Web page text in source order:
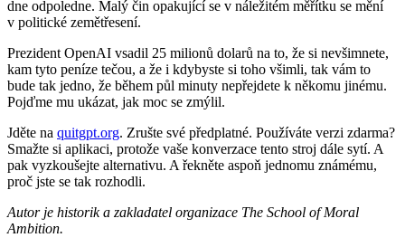
dne odpoledne. Malý čin opakující se v náležitém měřítku se mění
v politické zemětřesení.
Prezident OpenAI vsadil 25 milionů dolarů na to, že si nevšimnete,
kam tyto peníze tečou, a že i kdybyste si toho všimli, tak vám to
bude tak jedno, že během půl minuty nepřejdete k někomu jinému.
Pojďme mu ukázat, jak moc se zmýlil.
Jděte na quitgpt.org. Zrušte své předplatné. Používáte verzi zdarma?
Smažte si aplikaci, protože vaše konverzace tento stroj dále sytí. A
pak vyzkoušejte alternativu. A řekněte aspoň jednomu známému,
proč jste se tak rozhodli.
Autor je historik a zakladatel organizace The School of Moral
Ambition.